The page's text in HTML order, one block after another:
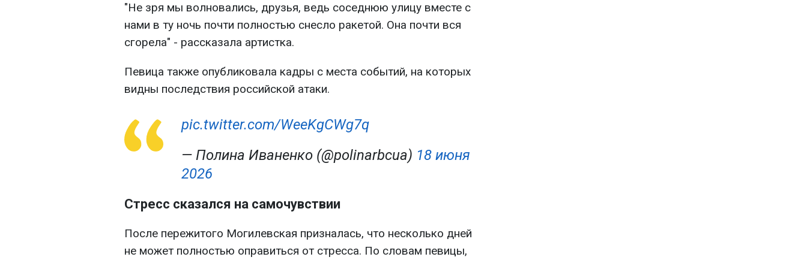
"Не зря мы волновались, друзья, ведь соседнюю улицу вместе с
нами в ту ночь почти полностью снесло ракетой. Она почти вся
сгорела" - рассказала артистка.
Певица также опубликовала кадры с места событий, на которых
видны последствия российской атаки.
pic.twitter.com/WeeKgCWg7q
— Полина Иваненко (@polinarbcua) 18 июня
2026
Стресс сказался на самочувствии
После пережитого Могилевская призналась, что несколько дней
не может полностью оправиться от стресса. По словам певицы,